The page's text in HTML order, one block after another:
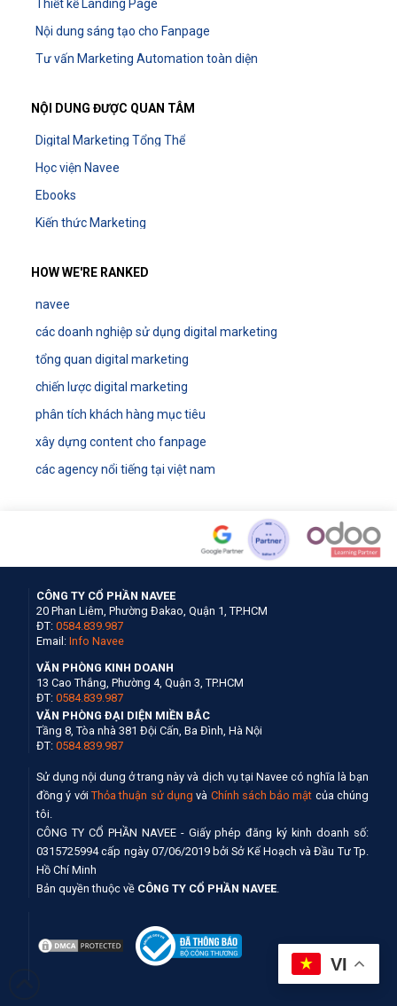
Thiết kế Landing Page
Nội dung sáng tạo cho Fanpage
Tư vấn Marketing Automation toàn diện
NỘI DUNG ĐƯỢC QUAN TÂM
Digital Marketing Tổng Thể
Học viện Navee
Ebooks
Kiến thức Marketing
HOW WE'RE RANKED
navee
các doanh nghiệp sử dụng digital marketing
tổng quan digital marketing
chiến lược digital marketing
phân tích khách hàng mục tiêu
xây dựng content cho fanpage
các agency nổi tiếng tại việt nam
CÔNG TY CỔ PHẦN NAVEE
20 Phan Liêm, Phường Đakao, Quận 1, TP.HCM
ĐT: 0584.839.987
Email: Info Navee
VĂN PHÒNG KINH DOANH
13 Cao Thắng, Phường 4, Quận 3, TP.HCM
ĐT: 0584.839.987
VĂN PHÒNG ĐẠI DIỆN MIỀN BẮC
Tầng 8, Tòa nhà 381 Đội Cấn, Ba Đình, Hà Nội
ĐT: 0584.839.987
Sử dụng nội dung ở trang này và dịch vụ tại Navee có nghĩa là bạn
đồng ý với Thỏa thuận sử dụng và Chính sách bảo mật của chúng
tôi.
CÔNG TY CỔ PHẦN NAVEE - Giấy phép đăng ký kinh doanh số:
0315725994 cấp ngày 07/06/2019 bởi Sở Kế Hoạch và Đầu Tư Tp.
Hồ Chí Minh
Bản quyền thuộc về CÔNG TY CỔ PHẦN NAVEE
VI